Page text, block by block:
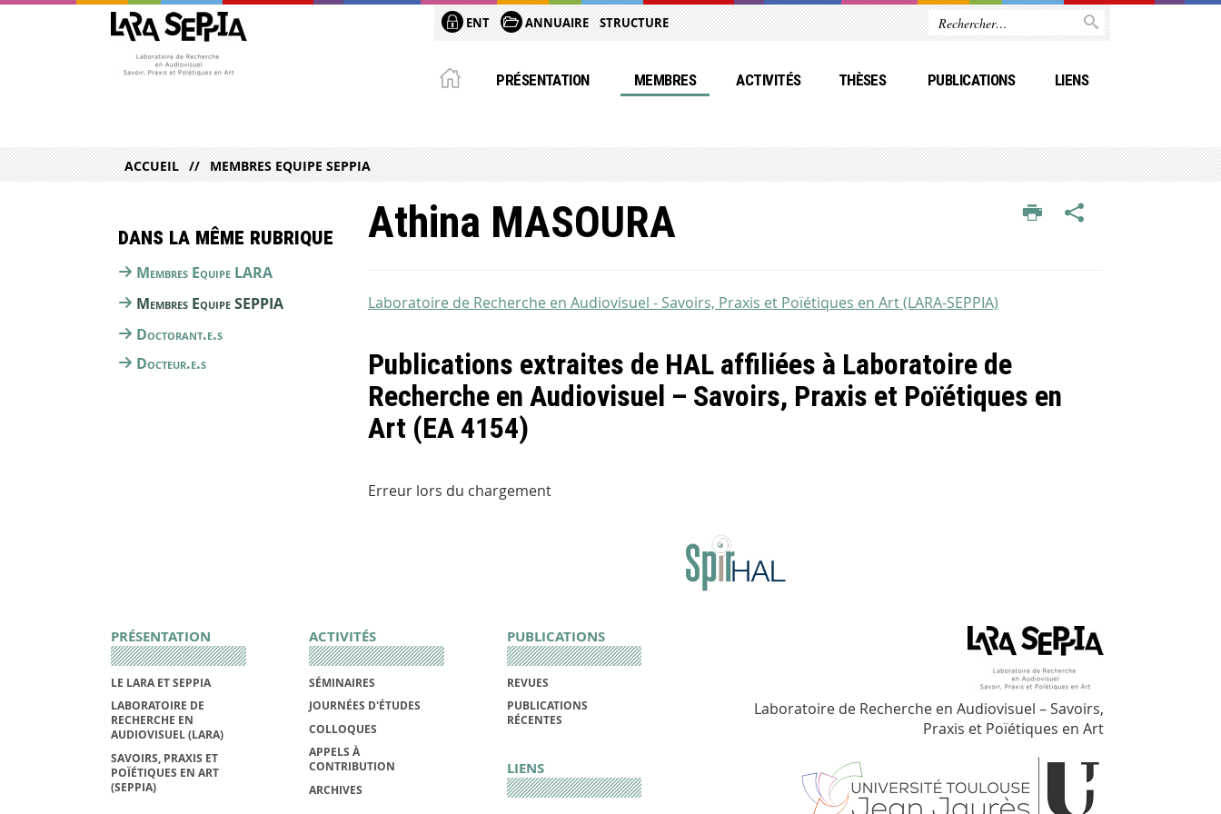
ENT ANNUAIRE STRUCTURE
PRÉSENTATION MEMBRES ACTIVITÉS THÈSES PUBLICATIONS LIENS
ACCUEIL MEMBRES EQUIPE SEPPIA
Athina MASOURA
Laboratoire de Recherche en Audiovisuel - Savoirs, Praxis et Poïétiques en Art (LARA-SEPPIA)
Publications extraites de HAL affiliées à Laboratoire de
Recherche en Audiovisuel – Savoirs, Praxis et Poïétiques en
Art (EA 4154)
Erreur lors du chargement
Dans la même rubrique
Membres Equipe LARA
Membres Equipe SEPPIA
Doctorant.e.s
Docteur.e.s
PRÉSENTATION
LE LARA ET SEPPIA
LABORATOIRE DE
RECHERCHE EN
AUDIOVISUEL (LARA)
SAVOIRS, PRAXIS ET
POÏÉTIQUES EN ART
(SEPPIA)
ACTIVITÉS
SÉMINAIRES
JOURNÉES D'ÉTUDES
COLLOQUES
APPELS À
CONTRIBUTION
ARCHIVES
PUBLICATIONS
REVUES
PUBLICATIONS
RÉCENTES
LIENS
Laboratoire de Recherche en Audiovisuel – Savoirs,
Praxis et Poïétiques en Art